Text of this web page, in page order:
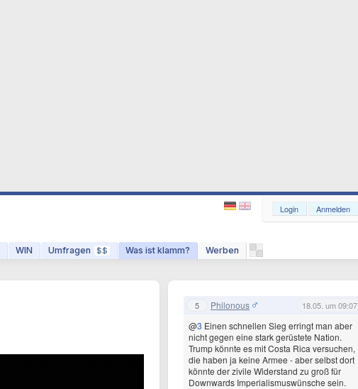
WIN Umfragen $$ Was ist klamm? Werben
Login Anmelden
5 Philonous 18.05. um 09:07
@3 Einen schnellen Sieg erringt man aber
nicht gegen eine stark gerüstete Nation.
Trump könnte es mit Costa Rica versuchen,
die haben ja keine Armee - aber selbst dort
könnte der zivile Widerstand zu groß für
Downwards Imperialismuswünsche sein.